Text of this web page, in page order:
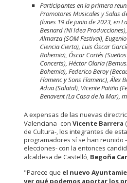
Participantes en la primera
Promotores Musicales y Salas
(lunes 19 de junio de 2023, en
Besnard (Ni Idea
Almarza (SOM Festival),
Ciencia Cierta), Luis Óscar
Bohemia), Óscar Cortés
Concerts), Héctor Olaria
Bohemia), Federico Beroy
Flamenc y Sons Flamenc), Álex
Adua (Salatal), Vicente Patiño
Benavent (La Casa de la Mar),
A expensas de las nuevas
Valenciana -con Vicente Barrera
de Cultura-, los integrantes de
programadores sí se han reunido
elecciones- con la entonces
alcaldesa de Castelló, Begoña
"Parece que el nuevo
ver qué podemos aportar los